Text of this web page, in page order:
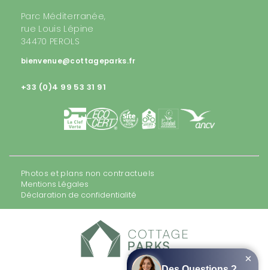
Parc Méditerranée,
rue Louis Lépine
34470 PEROLS
bienvenue@cottageparks.fr
+33 (0)4 99 53 31 91
Photos et plans non contractuels
Mentions Légales
Déclaration de confidentialité